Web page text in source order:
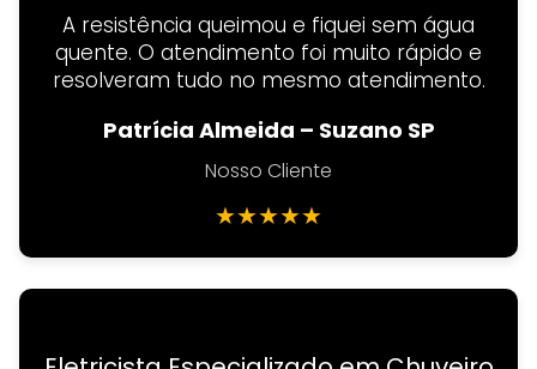
A resistência queimou e fiquei sem água
quente. O atendimento foi muito rápido e
resolveram tudo no mesmo atendimento.
Patrícia Almeida – Suzano SP
Nosso Cliente
★★★★★